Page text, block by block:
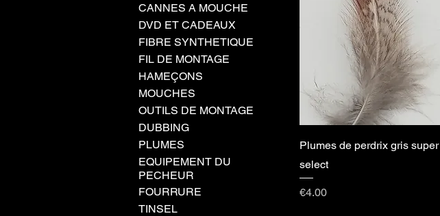
CANNES A MOUCHE
DVD ET CADEAUX
FIBRE SYNTHETIQUE
FIL DE MONTAGE
HAMEÇONS
MOUCHES
OUTILS DE MONTAGE
DUBBING
PLUMES
EQUIPEMENT DU
PECHEUR
FOURRURE
TINSEL
Plumes de perdrix gris super
select
Price
€4.00